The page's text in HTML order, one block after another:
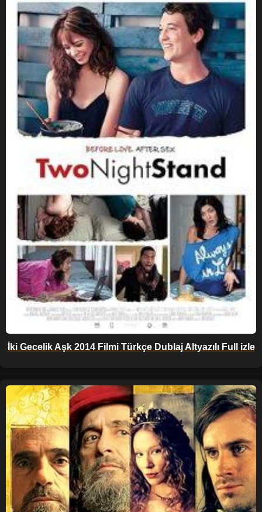
İki Gecelik Aşk 2014 Filmi Türkçe Dublaj Altyazılı Full izle